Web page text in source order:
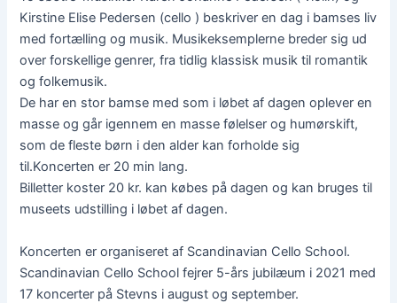
Kirstine Elise Pedersen (cello ) beskriver en dag i bamses liv
med fortælling og musik. Musikeksemplerne breder sig ud
over forskellige genrer, fra tidlig klassisk musik til romantik
og folkemusik.
De har en stor bamse med som i løbet af dagen oplever en
masse og går igennem en masse følelser og humørskift,
som de fleste børn i den alder kan forholde sig
til.Koncerten er 20 min lang.
Billetter koster 20 kr. kan købes på dagen og kan bruges til
museets udstilling i løbet af dagen.
Koncerten er organiseret af Scandinavian Cello School.
Scandinavian Cello School fejrer 5-års jubilæum i 2021 med
17 koncerter på Stevns i august og september.